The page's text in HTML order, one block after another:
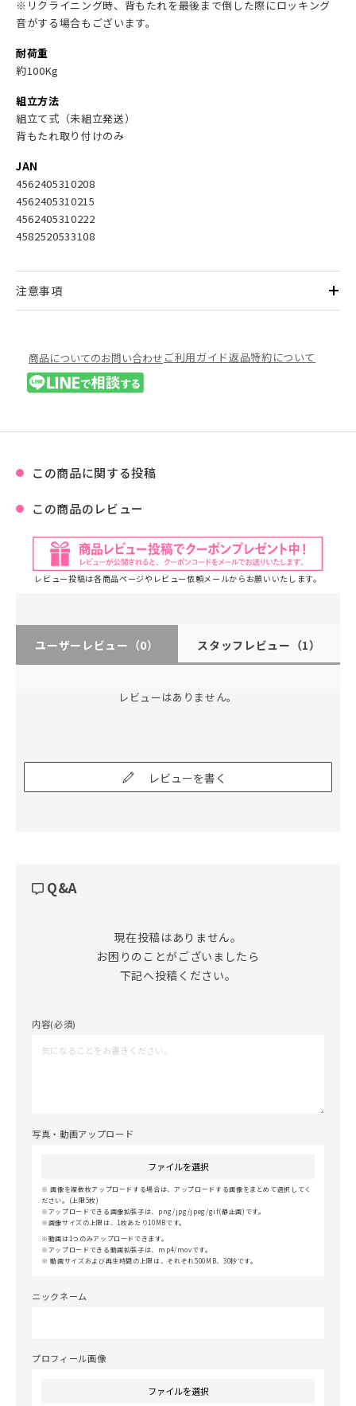
※リクライニング時、背もたれを最後まで倒した際にロッキング
音がする場合もございます。
耐荷重
約100Kg
組立方法
組立て式（未組立発送）
背もたれ取り付けのみ
JAN
4562405310208
4562405310215
4562405310222
4582520533108
注意事項
商品についてのお問い合わせ ご利用ガイド返品特約について
この商品に関する投稿
この商品のレビュー
レビュー投稿は各商品ページやレビュー依頼メールからお願いいたします。
ユーザーレビュー （0） スタッフレビュー （1）
レビューはありません。
レビューを書く
Q&A
現在投稿はありません。
お困りのことがございましたら
下記へ投稿ください。
内容(必須)
写真・動画アップロード
ファイルを選択
画像を複数枚アップロードする場合は、アップロードする画像をまとめて選択してく
ださい。(上限5枚)
アップロードできる画像拡張子は、png/jpg/jpeg/gif(静止画)です。
画像サイズの上限は、1枚あたり10MBです。
動画は1つのみアップロードできます。
アップロードできる動画拡張子は、mp4/movです。
動画サイズおよび再生時間の上限は、それぞれ500MB、30秒です。
ニックネーム
プロフィール画像
ファイルを選択